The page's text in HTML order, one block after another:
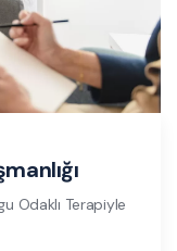
Odaklı Terapiyle